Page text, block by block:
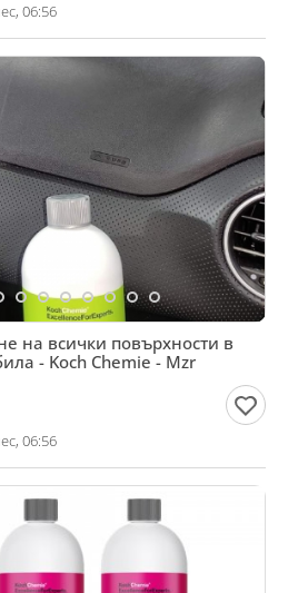
06:56
на всички повърхности в
- Koch Chemie - Mzr
06:56